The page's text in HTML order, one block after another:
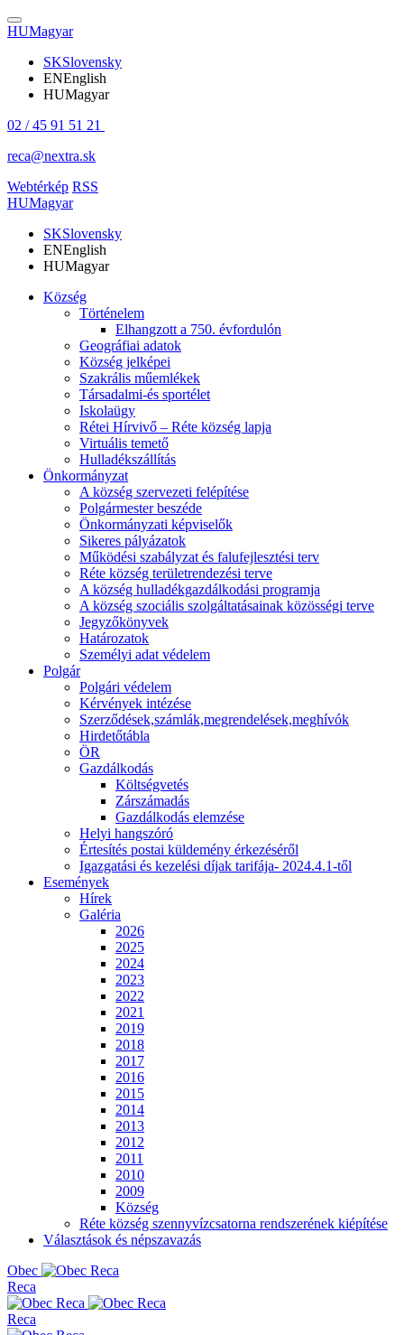
HUMagyar
SKSlovensky
ENEnglish
HUMagyar
02 / 45 91 51 21
reca@nextra.sk
Webtérkép RSS
HUMagyar
SKSlovensky
ENEnglish
HUMagyar
Község
Történelem
Elhangzott a 750. évfordulón
Geográfiai adatok
Község jelképei
Szakrális műemlékek
Társadalmi-és sportélet
Iskolaügy
Rétei Hírvivő – Réte község lapja
Virtuális temető
Hulladékszállítás
Önkormányzat
A község szervezeti felépítése
Polgármester beszéde
Önkormányzati képviselők
Sikeres pályázatok
Működési szabályzat és falufejlesztési terv
Réte község területrendezési terve
A község hulladékgazdálkodási programja
A község szociális szolgáltatásainak közösségi terve
Jegyzőkönyvek
Határozatok
Személyi adat védelem
Polgár
Polgári védelem
Kérvények intézése
Szerződések,számlák,megrendelések,meghívók
Hirdetőtábla
ÖR
Gazdálkodás
Költségvetés
Zárszámadás
Gazdálkodás elemzése
Helyi hangszóró
Értesítés postai küldemény érkezéséről
Igazgatási és kezelési díjak tarifája- 2024.4.1-től
Események
Hírek
Galéria
2026
2025
2024
2023
2022
2021
2019
2018
2017
2016
2015
2014
2013
2012
2011
2010
2009
Község
Réte község szennyvízcsatorna rendszerének kiépítése
Választások és népszavazás
Obec
Reca
Reca